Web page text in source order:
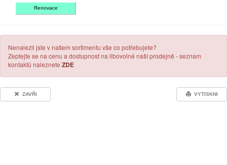
Renovace
Nenalezli jste v našem sortimentu vše co potřebujete?
Zeptejte se na cenu a dostupnost na libovolné naší prodejně - seznam
kontaktů naleznete ZDE
ZAVŘI VYTISKNI